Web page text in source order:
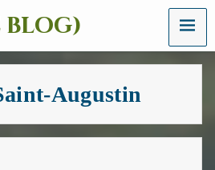
blog) MENU
Augustin